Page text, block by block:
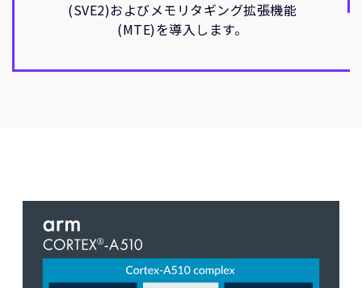
(SVE2)およびメモリタギング拡張機能
(MTE)を導入します。